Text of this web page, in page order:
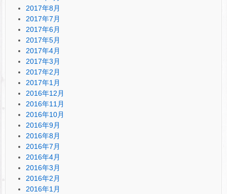
2017年8月
2017年7月
2017年6月
2017年5月
2017年4月
2017年3月
2017年2月
2017年1月
2016年12月
2016年11月
2016年10月
2016年9月
2016年8月
2016年7月
2016年4月
2016年3月
2016年2月
2016年1月